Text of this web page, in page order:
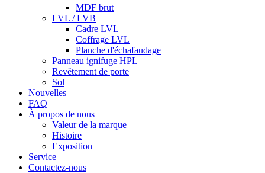
MDF brut
LVL / LVB
Cadre LVL
Coffrage LVL
Planche d'échafaudage
Panneau ignifuge HPL
Revêtement de porte
Sol
Nouvelles
FAQ
À propos de nous
Valeur de la marque
Histoire
Exposition
Service
Contactez-nous